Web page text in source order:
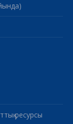
ресурсы